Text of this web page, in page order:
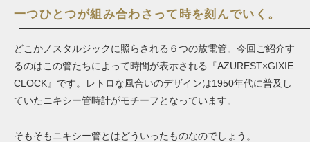
一つひとつが組み合わさって時を刻んでいく。
どこかノスタルジックに照らされる６つの放電管。今回ご紹介す
るのはこの管たちによって時間が表示される『AZUREST×GIXIE
CLOCK』です。レトロな風合いのデザインは1950年代に普及し
ていたニキシー管時計がモチーフとなっています。
そもそもニキシー管とはどういったものなのでしょう。